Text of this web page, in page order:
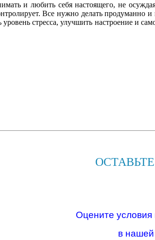
и любить себя настоящего, не
Все нужно делать продуманно
стресса, улучшить настроение и
Оцените условия
в нашей